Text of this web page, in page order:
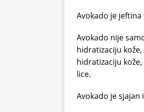
Avokado je
Avokado nije
hidratizaciju
hidratizaciju
lice.
Avokado je sjajan